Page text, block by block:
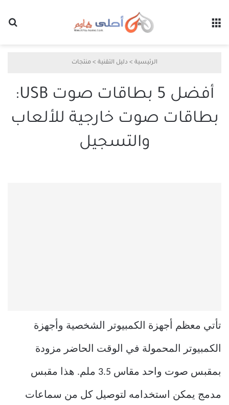
الرئيسية > دليل التقنية > منتجات
أفضل 5 بطاقات صوت USB:
بطاقات صوت خارجية للألعاب
والتسجيل
تأتي معظم أجهزة الكمبيوتر الشخصية وأجهزة
الكمبيوتر المحمولة في الوقت الحاضر مزودة
بمقبس صوت واحد مقاس 3.5 ملم. هذا مقبس
مدمج يمكن استخدامه لتوصيل كل من سماعات